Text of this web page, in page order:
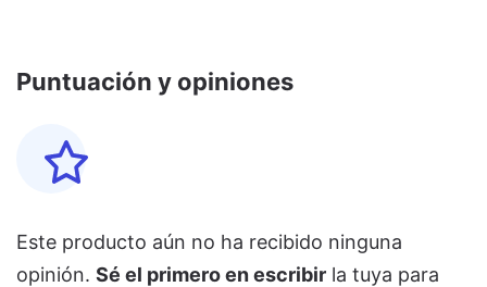
Puntuación y opiniones
Este producto aún no ha recibido ninguna
opinión. Sé el primero en escribir la tuya para